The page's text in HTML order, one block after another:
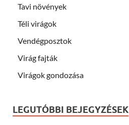
Tavi növények
Téli virágok
Vendégposztok
Virág fajták
Virágok gondozása
LEGUTÓBBI BEJEGYZÉSEK